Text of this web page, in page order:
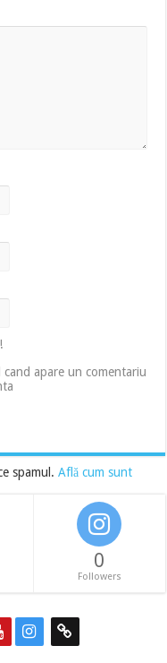
apare un comentariu
spamul.Află cum sunt
0
Followers